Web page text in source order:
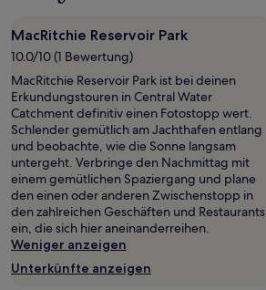
MacRitchie Reservoir Park
10.0/10 (1 Bewertung)
MacRitchie Reservoir Park ist bei deinen
Erkundungstouren in Central Water
Catchment definitiv einen Fotostopp wert.
Schlender gemütlich am Jachthafen entlang
und beobachte, wie die Sonne langsam
untergeht. Verbringe den Nachmittag mit
einem gemütlichen Spaziergang und plane
den einen oder anderen Zwischenstopp in
den zahlreichen Geschäften und Restaurants
ein, die sich hier aneinanderreihen.
Weniger anzeigen
Unterkünfte anzeigen